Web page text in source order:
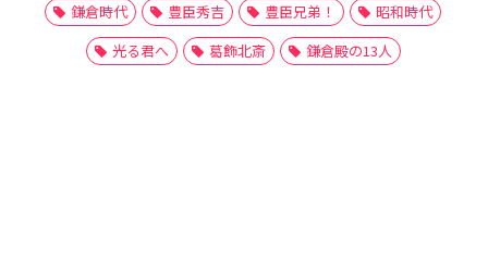
鎌倉時代
豊臣秀吉 豊臣兄弟！
昭和時代
光る君へ
葛飾北斎 鎌倉殿の13人